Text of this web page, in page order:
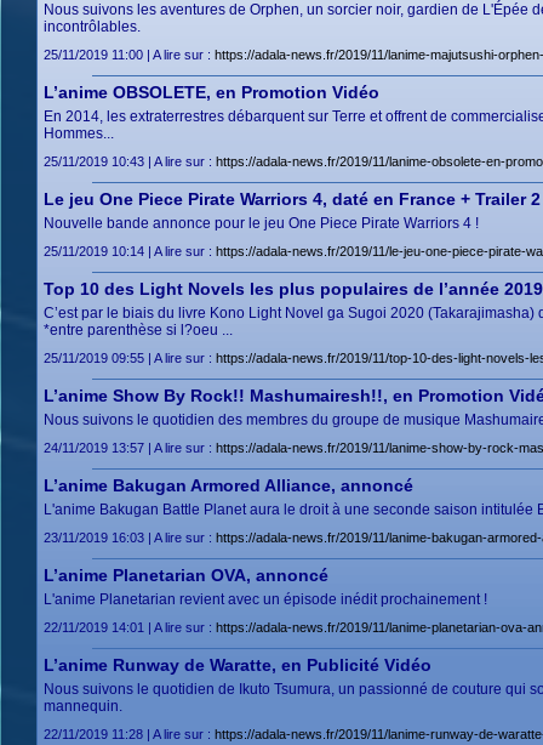
Nous suivons les aventures de Orphen, un sorcier noir, gardien de
incontrôlables.
25/11/2019 11:00 | A lire sur : https://adala-news.fr/2019/11/lanime-majutsushi-
L’anime OBSOLETE, en Promotion Vidéo
En 2014, les extraterrestres débarquent sur Terre et offrent de
Hommes...
25/11/2019 10:43 | A lire sur : https://adala-news.fr/2019/11/lanime-obsolete-en-
Le jeu One Piece Pirate Warriors 4, daté en France + Trailer 2
Nouvelle bande annonce pour le jeu One Piece Pirate Warriors 4 !
25/11/2019 10:14 | A lire sur : https://adala-news.fr/2019/11/le-jeu-one-piece-pirate-
Top 10 des Light Novels les plus populaires de l’année
C’est par le biais du livre Kono Light Novel ga Sugoi 2020
*entre parenthèse si l?oeu ...
25/11/2019 09:55 | A lire sur : https://adala-news.fr/2019/11/top-10-des-light-novels-
L’anime Show By Rock!! Mashumairesh!!, en Promotion
Nous suivons le quotidien des membres du groupe de musique
24/11/2019 13:57 | A lire sur : https://adala-news.fr/2019/11/lanime-show-by-rock-
L’anime Bakugan Armored Alliance, annoncé
L'anime Bakugan Battle Planet aura le droit à une seconde saison intitulée
23/11/2019 16:03 | A lire sur : https://adala-news.fr/2019/11/lanime-bakugan-
L’anime Planetarian OVA, annoncé
L'anime Planetarian revient avec un épisode inédit prochainement !
22/11/2019 14:01 | A lire sur : https://adala-news.fr/2019/11/lanime-planetarian-ova-
L’anime Runway de Waratte, en Publicité Vidéo
Nous suivons le quotidien de Ikuto Tsumura, un passionné de couture qui
mannequin.
22/11/2019 11:28 | A lire sur : https://adala-news.fr/2019/11/lanime-runway-de-